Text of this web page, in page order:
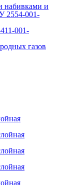
набивками и
2554-001-
001-
газов